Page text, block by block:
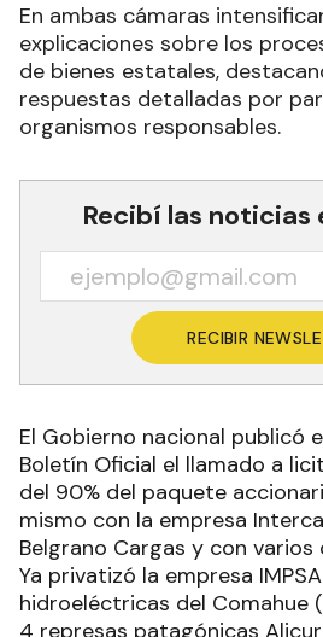
En ambas cámaras
explicaciones sobre los
de bienes estatales,
respuestas detalladas por
organismos responsables.
Recibí las noticias
RECIBIR
El Gobierno nacional publicó
Boletín Oficial el llamado a
del 90% del paquete
mismo con la empresa
Belgrano Cargas y con varios
Ya privatizó la empresa
hidroeléctricas del Comahue
4 represas patagónicas